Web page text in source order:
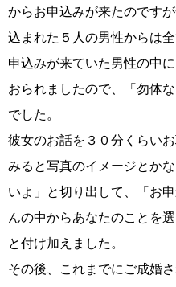
からお申込みが来たのです
込まれた５人の男性からは
申込みが来ていた男性の中
おられましたので、
「勿体
でした。
彼女のお話を３０分くらいお
みると写真のイメージとか
いよ」
と切り出して、
「お
んの中からあなたのことを
と付け加えました。
その後、
これまでにご成婚